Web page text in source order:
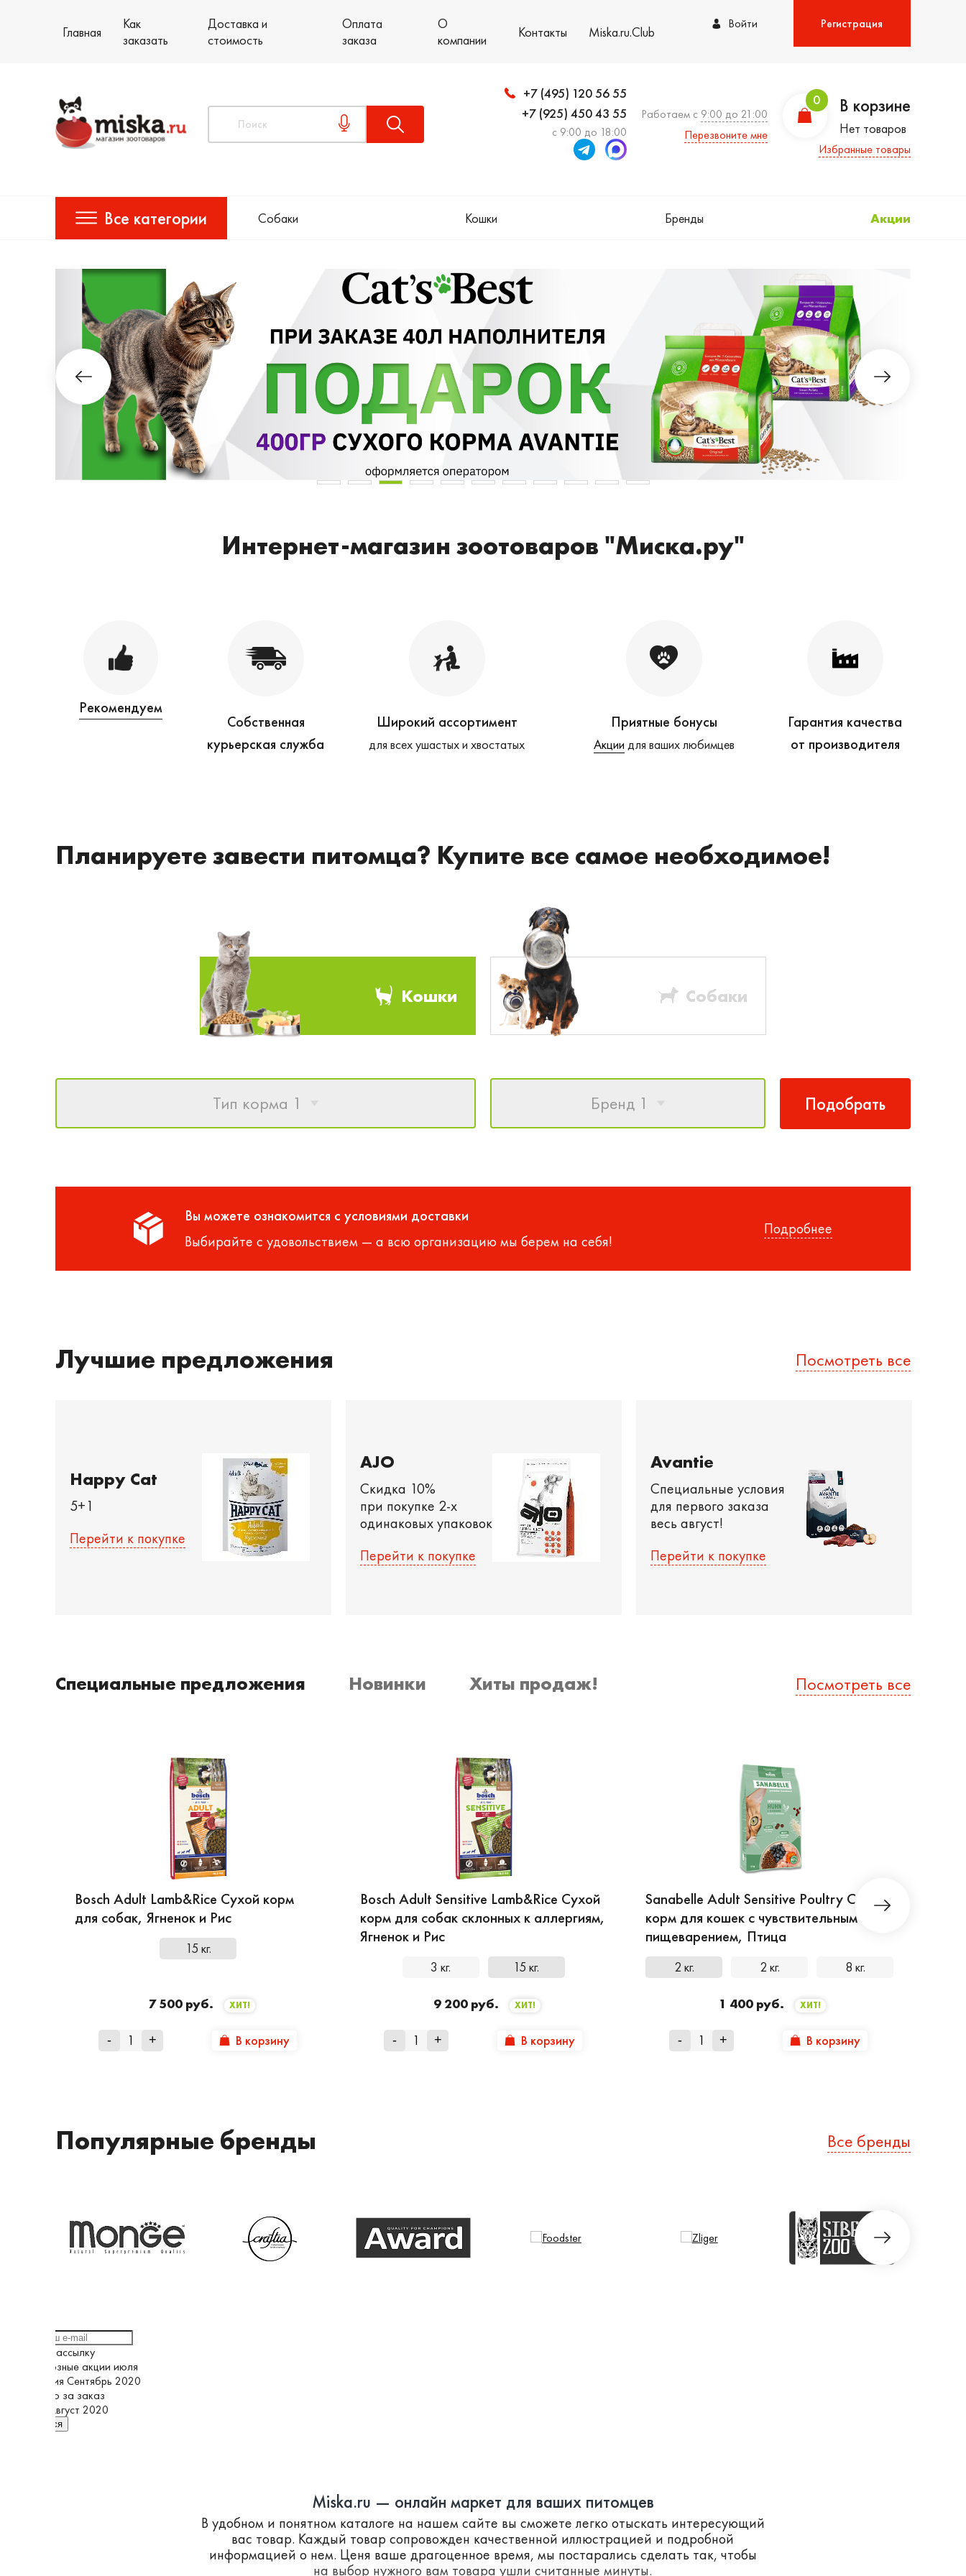
Главная
Как
заказать
Доставка и
стоимость
Оплата
заказа
О
компании
Контакты Miska.ru.Club Войти Регистрация
+7 (495) 120 56 55
+7 (925) 450 43 55
с 9:00 до 18:00
Работаем с 9:00 до 21:00
Перезвоните мне
0 В корзине
Нет товаров
Избранные товары
Все категории Собаки Кошки Бренды Акции
Интернет-магазин зоотоваров "Миска.ру"
Рекомендуем
Собственная
курьерская служба
Широкий ассортимент
для всех ушастых и хвостатых
Приятные бонусы
Акции для ваших любимцев
Гарантия качества
от производителя
Планируете завести питомца? Купите все самое необходимое!
Кошки Собаки
Тип корма 1 Бренд 1 Подобрать
Вы можете ознакомится с условиями доставки
Выбирайте с удовольствием — а всю организацию мы берем на себя!
Подробнее
Лучшие предложения Посмотреть все
Happy Cat
5+1
Перейти к покупке
AJO
Скидка 10%
при покупке 2-х
одинаковых упаковок
Перейти к покупке
Avantie
Специальные условия
для первого заказа
весь август!
Перейти к покупке
Специальные предложения Новинки Хиты продаж! Посмотреть все
Bosch Adult Lamb&Rice Сухой корм
для собак, Ягненок и Рис
15 кг.
7 500 руб. ХИТ!
- + В корзину
Bosch Adult Sensitive Lamb&Rice Сухой
корм для собак склонных к аллергиям,
Ягненок и Рис
3 кг. 15 кг.
9 200 руб. ХИТ!
- + В корзину
Sanabelle Adult Sensitive Poultry Сухой
корм для кошек с чувствительным
пищеварением, Птица
2 кг. 2 кг. 8 кг.
1 400 руб. ХИТ!
- + В корзину
Популярные бренды Все бренды
Выберите рассылку
Грандиозные акции июля
Кампания Сентябрь 2020
Спасибо за заказ
Супер Август 2020
Подписаться
Miska.ru — онлайн маркет для ваших питомцев
В удобном и понятном каталоге на нашем сайте вы сможете легко отыскать интересующий
вас товар. Каждый товар сопровожден качественной иллюстрацией и подробной
информацией о нем. Ценя ваше драгоценное время, мы постарались сделать так, чтобы
на выбор нужного вам товара ушли считанные минуты.